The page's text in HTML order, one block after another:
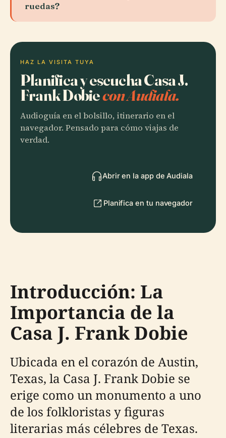
ruedas?
HAZ LA VISITA TUYA
Planifica y escucha Casa J.
Frank Dobiecon Audiala.
Audioguía en el bolsillo, itinerario en el
navegador. Pensado para cómo viajas de
verdad.
Abrir en la app de Audiala
Planifica en tu navegador
Introducción: La
Importancia de la
Casa J. Frank Dobie
Ubicada en el corazón de Austin,
Texas, la Casa J. Frank Dobie se
erige como un monumento a uno
de los folkloristas y figuras
literarias más célebres de Texas.